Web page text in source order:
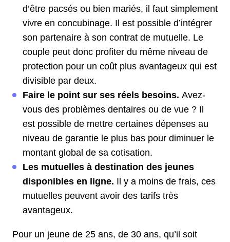
d’être pacsés ou bien mariés, il faut simplement
vivre en concubinage. Il est possible d’intégrer
son partenaire à son contrat de mutuelle. Le
couple peut donc profiter du même niveau de
protection pour un coût plus avantageux qui est
divisible par deux.
Faire le point sur ses réels besoins. Avez-
vous des problèmes dentaires ou de vue ? Il
est possible de mettre certaines dépenses au
niveau de garantie le plus bas pour diminuer le
montant global de sa cotisation.
Les mutuelles à destination des jeunes
disponibles en ligne. Il y a moins de frais, ces
mutuelles peuvent avoir des tarifs très
avantageux.
Pour un jeune de 25 ans, de 30 ans, qu’il soit